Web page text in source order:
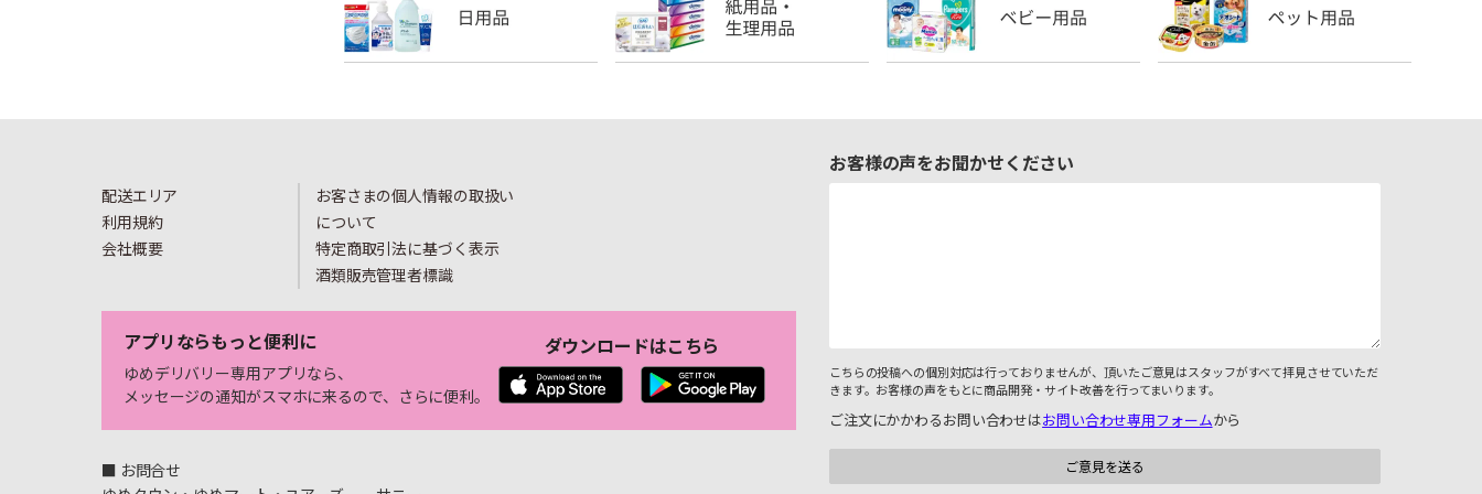
配送エリア
利用規約
会社概要
お客さまの個人情報の取扱い
について
特定商取引法に基づく表示
酒類販売管理者標識
アプリならもっと便利に
ゆめデリバリー専用アプリなら、
メッセージの通知がスマホに来るので、さらに便利。
ダウンロードはこちら
■ お問合せ
お客様の声をお聞かせください
こちらの投稿への個別対応は行っておりませんが、頂いたご意見はスタッフがすべて拝見させていただ
きます。お客様の声をもとに商品開発・サイト改善を行ってまいります。
ご注文にかかわるお問い合わせはお問い合わせ専用フォームから